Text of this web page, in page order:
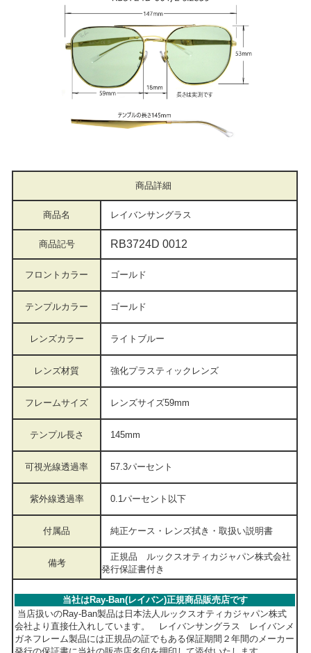
商品詳細
商品名 レイバンサングラス
商品記号 RB3724D 0012
フロントカラー ゴールド
テンプルカラー ゴールド
レンズカラー ライトブルー
レンズ材質 強化プラスティックレンズ
フレームサイズ レンズサイズ59mm
テンプル長さ 145mm
可視光線透過率 57.3パーセント
紫外線透過率 0.1パーセント以下
付属品 純正ケース・レンズ拭き・取扱い説明書
備考
正規品 ルックスオティカジャパン株式会社
発行保証書付き
当社はRay-Ban(レイバン)正規商品販売店です
当店扱いのRay-Ban製品は日本法人ルックスオティカジャパン株式
会社より直接仕入れしています。 レイバンサングラス レイバンメ
ガネフレーム製品には正規品の証でもある保証期間２年間のメーカー